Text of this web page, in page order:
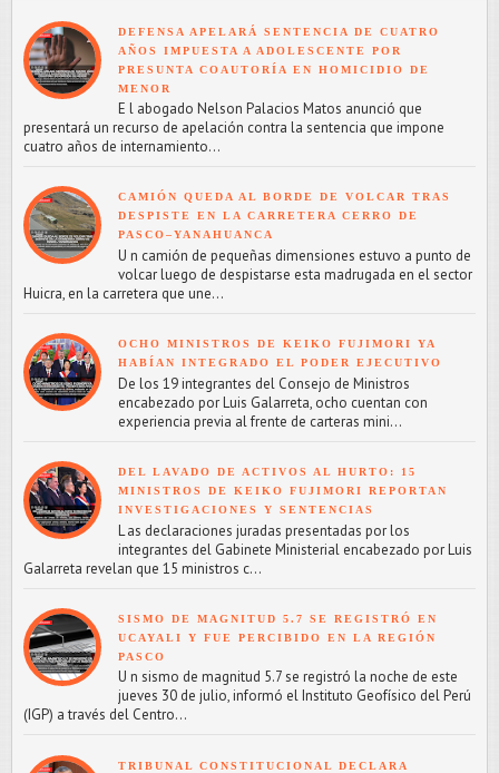
DEFENSA APELARÁ SENTENCIA DE CUATRO
AÑOS IMPUESTA A ADOLESCENTE POR
PRESUNTA COAUTORÍA EN HOMICIDIO DE
MENOR
E l abogado Nelson Palacios Matos anunció que
presentará un recurso de apelación contra la sentencia que impone
cuatro años de internamiento...
CAMIÓN QUEDA AL BORDE DE VOLCAR TRAS
DESPISTE EN LA CARRETERA CERRO DE
PASCO–YANAHUANCA
U n camión de pequeñas dimensiones estuvo a punto de
volcar luego de despistarse esta madrugada en el sector
Huicra, en la carretera que une...
OCHO MINISTROS DE KEIKO FUJIMORI YA
HABÍAN INTEGRADO EL PODER EJECUTIVO
De los 19 integrantes del Consejo de Ministros
encabezado por Luis Galarreta, ocho cuentan con
experiencia previa al frente de carteras mini...
DEL LAVADO DE ACTIVOS AL HURTO: 15
MINISTROS DE KEIKO FUJIMORI REPORTAN
INVESTIGACIONES Y SENTENCIAS
L as declaraciones juradas presentadas por los
integrantes del Gabinete Ministerial encabezado por Luis
Galarreta revelan que 15 ministros c...
SISMO DE MAGNITUD 5.7 SE REGISTRÓ EN
UCAYALI Y FUE PERCIBIDO EN LA REGIÓN
PASCO
U n sismo de magnitud 5.7 se registró la noche de este
jueves 30 de julio, informó el Instituto Geofísico del Perú
(IGP) a través del Centro...
TRIBUNAL CONSTITUCIONAL DECLARA